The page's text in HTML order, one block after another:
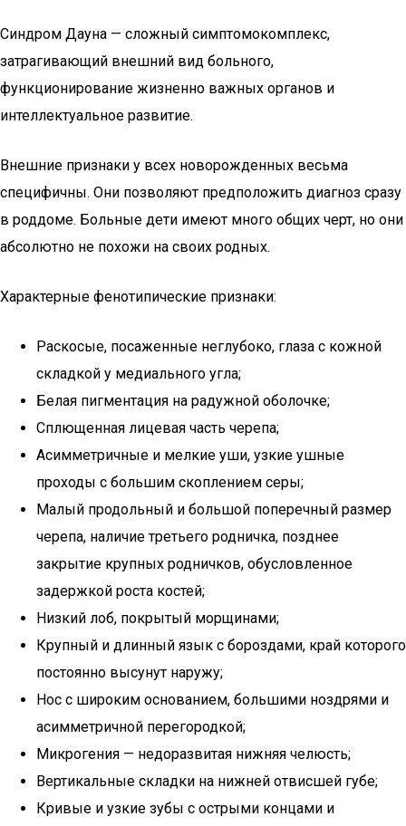
Синдром Дауна — сложный симптомокомплекс,
затрагивающий внешний вид больного,
функционирование жизненно важных органов и
интеллектуальное развитие.
Внешние признаки у всех новорожденных весьма
специфичны. Они позволяют предположить диагноз сразу
в роддоме. Больные дети имеют много общих черт, но они
абсолютно не похожи на своих родных.
Характерные фенотипические признаки:
Раскосые, посаженные неглубоко, глаза с кожной
складкой у медиального угла;
Белая пигментация на радужной оболочке;
Сплющенная лицевая часть черепа;
Асимметричные и мелкие уши, узкие ушные
проходы с большим скоплением серы;
Малый продольный и большой поперечный размер
черепа, наличие третьего родничка, позднее
закрытие крупных родничков, обусловленное
задержкой роста костей;
Низкий лоб, покрытый морщинами;
Крупный и длинный язык с бороздами, край которого
постоянно высунут наружу;
Нос с широким основанием, большими ноздрями и
асимметричной перегородкой;
Микрогения — недоразвитая нижняя челюсть;
Вертикальные складки на нижней отвисшей губе;
Кривые и узкие зубы с острыми концами и